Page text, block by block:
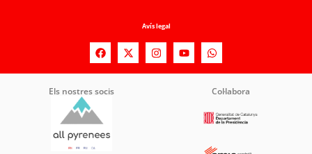
Avís legal
Els nostres socis Col·labora